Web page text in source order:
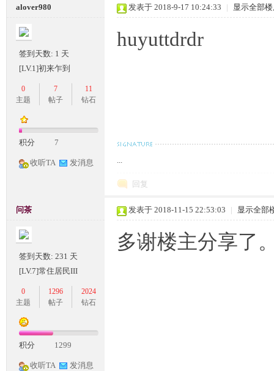
论
alover980
签到天数: 1 天
[LV.1]初来乍到
0
主题
7
帖子
11
钻石
积分 7
收听TA 发消息
发表于 2018-9-17 10:24:33 | 显示全部
huyuttdrdr
...
回复
问茶
签到天数: 231 天
[LV.7]常住居民III
0
主题
1296
帖子
2024
钻石
积分 1299
收听TA 发消息
发表于 2018-11-15 22:53:03 | 显示全部
多谢楼主分享了